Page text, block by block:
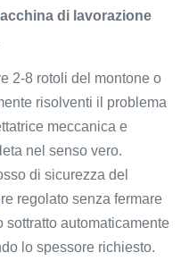
di lavorazione
2-8 rotoli del montone o
risolventi il problema
meccanica e
nel senso vero.
di sicurezza del
regolato senza fermare
sottratto automaticamente
lo spessore richiesto.